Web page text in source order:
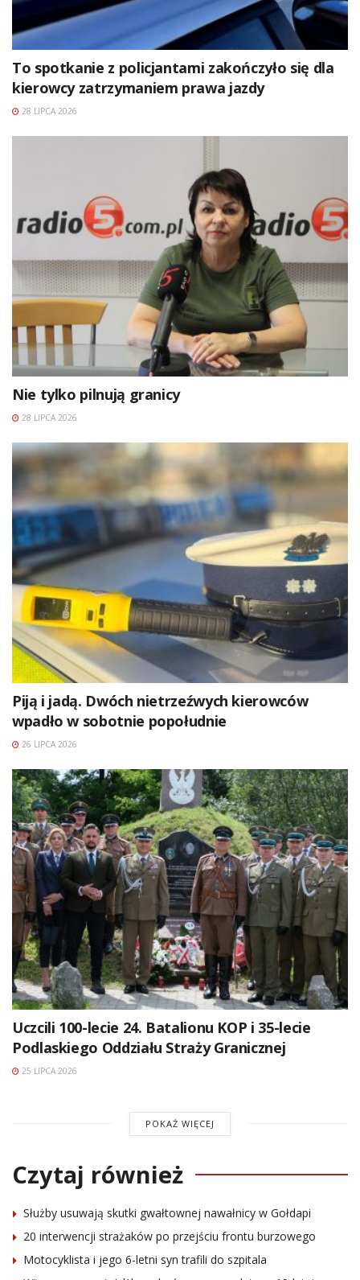
To spotkanie z policjantami zakończyło się dla
kierowcy zatrzymaniem prawa jazdy
28 LIPCA 2026
Nie tylko pilnują granicy
28 LIPCA 2026
Piją i jadą. Dwóch nietrzeźwych kierowców
wpadło w sobotnie popołudnie
26 LIPCA 2026
Uczcili 100-lecie 24. Batalionu KOP i 35-lecie
Podlaskiego Oddziału Straży Granicznej
25 LIPCA 2026
POKAŻ WIĘCEJ
Czytaj również
Służby usuwają skutki gwałtownej nawałnicy w Gołdapi
20 interwencji strażaków po przejściu frontu burzowego
Motocyklista i jego 6-letni syn trafili do szpitala